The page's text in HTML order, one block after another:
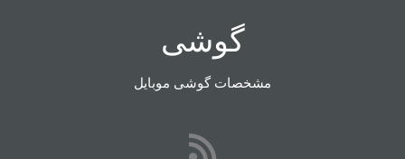
گوشی
مشخصات گوشی موبایل